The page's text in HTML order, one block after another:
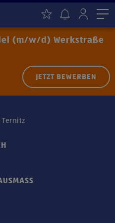
(m/w/d) Werkstraße
JETZT BEWERBEN
Ternitz